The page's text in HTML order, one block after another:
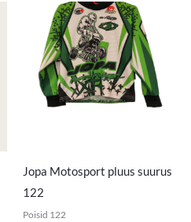
Jopa Motosport pluus suurus
122
Poisid 122